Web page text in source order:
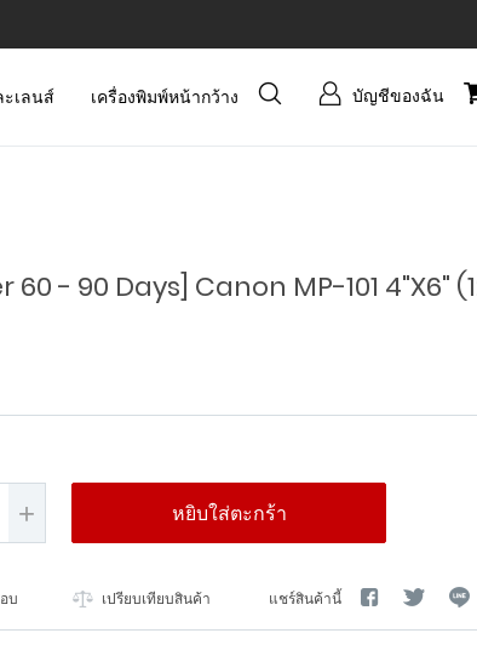
ะเลนส์ เครื่องพิมพ์หน้ากว้าง
บัญชี
ของ
บัญชีของฉัน
60 - 90 Days] Canon MP-101 4"x6"
+ หยิบใส่ตะกร้า
บ เปรียบเทียบสินค้า แชร์สินค้านี้